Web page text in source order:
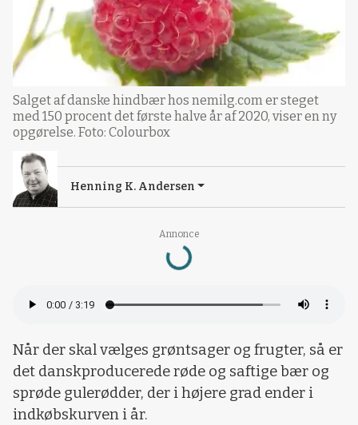
Annonce
Loading...
Salget af danske hindbær hos nemilg.com er steget
med 150 procent det første halve år af 2020, viser en ny
opgørelse. Foto: Colourbox
Henning K. Andersen
Når der skal vælges grøntsager og frugter, så er
det danskproducerede røde og saftige bær og
sprøde gulerødder, der i højere grad ender i
indkøbskurven i år.